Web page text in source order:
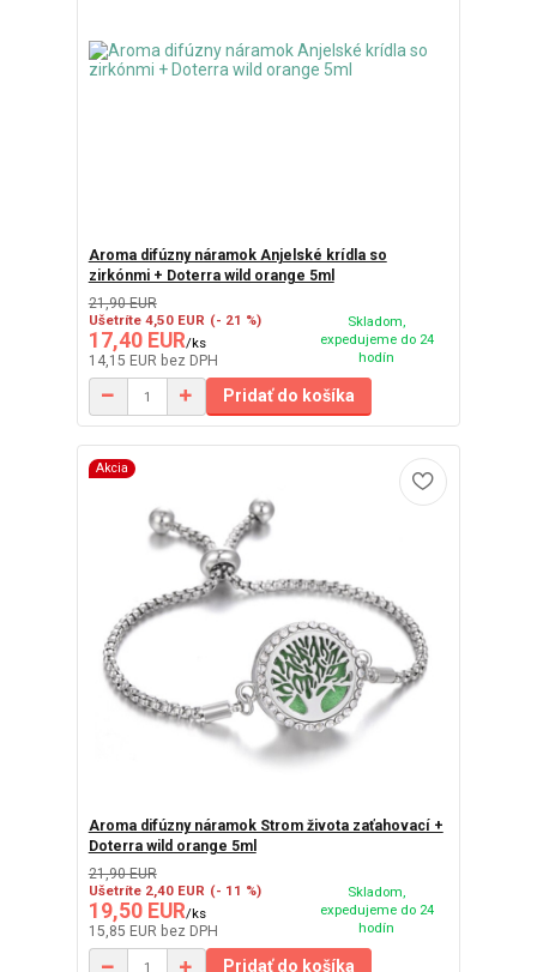
Aroma difúzny náramok Anjelské krídla so
zirkónmi + Doterra wild orange 5ml
21,90 EUR
Ušetríte 4,50 EUR (- 21 %)
17,40 EUR/ks
14,15 EUR bez DPH
Skladom,
expedujeme do 24
hodín
Pridať do košíka
Akcia
Aroma difúzny náramok Strom života zaťahovací +
Doterra wild orange 5ml
21,90 EUR
Ušetríte 2,40 EUR (- 11 %)
19,50 EUR/ks
15,85 EUR bez DPH
Skladom,
expedujeme do 24
hodín
Pridať do košíka